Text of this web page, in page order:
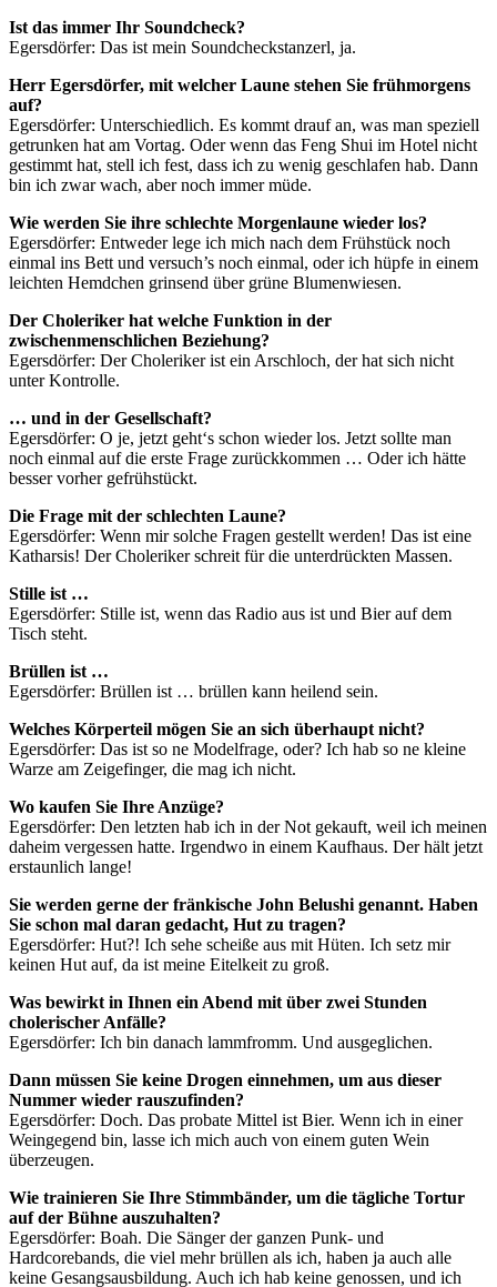
Ist das immer Ihr Soundcheck?
Egersdörfer: Das ist mein Soundcheckstanzerl, ja.
Herr Egersdörfer, mit welcher Laune stehen Sie frühmorgens
auf?
Egersdörfer: Unterschiedlich. Es kommt drauf an, was man speziell
getrunken hat am Vortag. Oder wenn das Feng Shui im Hotel nicht
gestimmt hat, stell ich fest, dass ich zu wenig geschlafen hab. Dann
bin ich zwar wach, aber noch immer müde.
Wie werden Sie ihre schlechte Morgenlaune wieder los?
Egersdörfer: Entweder lege ich mich nach dem Frühstück noch
einmal ins Bett und versuch’s noch einmal, oder ich hüpfe in einem
leichten Hemdchen grinsend über grüne Blumenwiesen.
Der Choleriker hat welche Funktion in der
zwischenmenschlichen Beziehung?
Egersdörfer: Der Choleriker ist ein Arschloch, der hat sich nicht
unter Kontrolle.
… und in der Gesellschaft?
Egersdörfer: O je, jetzt geht‘s schon wieder los. Jetzt sollte man
noch einmal auf die erste Frage zurückkommen … Oder ich hätte
besser vorher gefrühstückt.
Die Frage mit der schlechten Laune?
Egersdörfer: Wenn mir solche Fragen gestellt werden! Das ist eine
Katharsis! Der Choleriker schreit für die unterdrückten Massen.
Stille ist …
Egersdörfer: Stille ist, wenn das Radio aus ist und Bier auf dem
Tisch steht.
Brüllen ist …
Egersdörfer: Brüllen ist … brüllen kann heilend sein.
Welches Körperteil mögen Sie an sich überhaupt nicht?
Egersdörfer: Das ist so ne Modelfrage, oder? Ich hab so ne kleine
Warze am Zeigefinger, die mag ich nicht.
Wo kaufen Sie Ihre Anzüge?
Egersdörfer: Den letzten hab ich in der Not gekauft, weil ich meinen
daheim vergessen hatte. Irgendwo in einem Kaufhaus. Der hält jetzt
erstaunlich lange!
Sie werden gerne der fränkische John Belushi genannt. Haben
Sie schon mal daran gedacht, Hut zu tragen?
Egersdörfer: Hut?! Ich sehe scheiße aus mit Hüten. Ich setz mir
keinen Hut auf, da ist meine Eitelkeit zu groß.
Was bewirkt in Ihnen ein Abend mit über zwei Stunden
cholerischer Anfälle?
Egersdörfer: Ich bin danach lammfromm. Und ausgeglichen.
Dann müssen Sie keine Drogen einnehmen, um aus dieser
Nummer wieder rauszufinden?
Egersdörfer: Doch. Das probate Mittel ist Bier. Wenn ich in einer
Weingegend bin, lasse ich mich auch von einem guten Wein
überzeugen.
Wie trainieren Sie Ihre Stimmbänder, um die tägliche Tortur
auf der Bühne auszuhalten?
Egersdörfer: Boah. Die Sänger der ganzen Punk- und
Hardcorebands, die viel mehr brüllen als ich, haben ja auch alle
keine Gesangsausbildung. Auch ich hab keine genossen, und ich